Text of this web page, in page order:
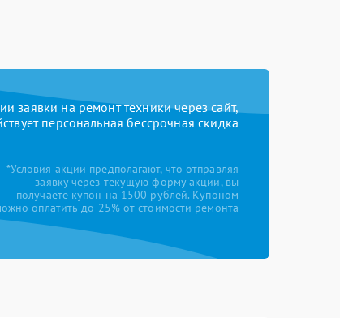
заявки на ремонт техники через сайт,
персональная бессрочная скидка
*Условия акции предполагают, что отправляя
заявку через текущую форму акции, вы
получаете купон на 1500 рублей. Купоном
оплатить до 25% от стоимости ремонта